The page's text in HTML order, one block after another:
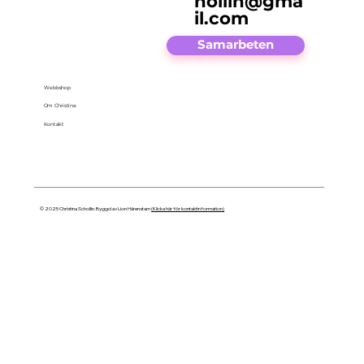
Webbshop
Om Christina
Kontakt
il.com
Samarbeten
© 2025 Christina Schollin. Byggd av Lion Härenstam(Klicka här för kontaktinformation)